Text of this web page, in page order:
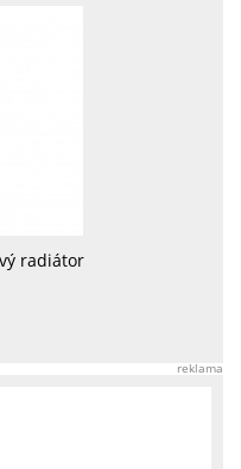
radiátor
reklama